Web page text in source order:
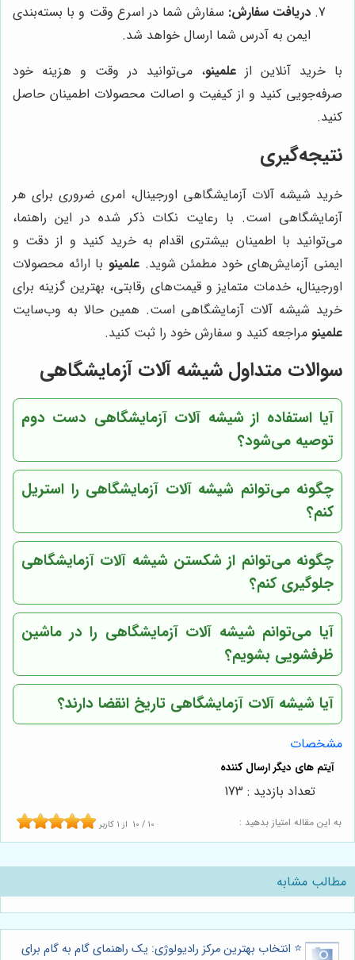
دریافت سفارش: سفارش شما در اسرع وقت و با بسته‌بندی
ایمن به آدرس شما ارسال خواهد شد.
با خرید آنلاین از علمینو، می‌توانید در وقت و هزینه خود
صرفه‌جویی کنید و از کیفیت و اصالت محصولات اطمینان حاصل
کنید.
نتیجه‌گیری
خرید شیشه آلات آزمایشگاهی اورجینال، امری ضروری برای هر
آزمایشگاهی است. با رعایت نکات ذکر شده در این راهنما،
می‌توانید با اطمینان بیشتری اقدام به خرید کنید و از دقت و
ایمنی آزمایش‌های خود مطمئن شوید.علمینو با ارائه محصولات
اورجینال، خدمات متمایز و قیمت‌های رقابتی، بهترین گزینه برای
خرید شیشه آلات آزمایشگاهی است. همین حالا به وب‌سایت
علمینو مراجعه کنید و سفارش خود را ثبت کنید.
سوالات متداول شیشه آلات آزمایشگاهی
آیا استفاده از شیشه آلات آزمایشگاهی دست دوم
توصیه می‌شود؟
چگونه می‌توانم شیشه آلات آزمایشگاهی را استریل
کنم؟
چگونه می‌توانم از شکستن شیشه آلات آزمایشگاهی
جلوگیری کنم؟
آیا می‌توانم شیشه آلات آزمایشگاهی را در ماشین
ظرفشویی بشویم؟
آیا شیشه آلات آزمایشگاهی تاریخ انقضا دارند؟
مشخصات
به این مقاله امتیاز بدهید : 10 / 10 از 1 کاربر
تعداد بازدید : 173
مطالب مشابه
⭐️ انتخاب بهترین مرکز رادیولوژی: یک راهنمای گام به گام برای